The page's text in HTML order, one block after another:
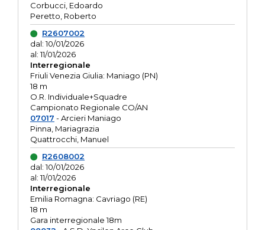
Corbucci, Edoardo
Peretto, Roberto
R2607002
dal: 10/01/2026
al: 11/01/2026
Interregionale
Friuli Venezia Giulia: Maniago (PN)
18 m
O.R. Individuale+Squadre
Campionato Regionale CO/AN
07017 - Arcieri Maniago
Pinna, Mariagrazia
Quattrocchi, Manuel
R2608002
dal: 10/01/2026
al: 11/01/2026
Interregionale
Emilia Romagna: Cavriago (RE)
18 m
Gara interregionale 18m